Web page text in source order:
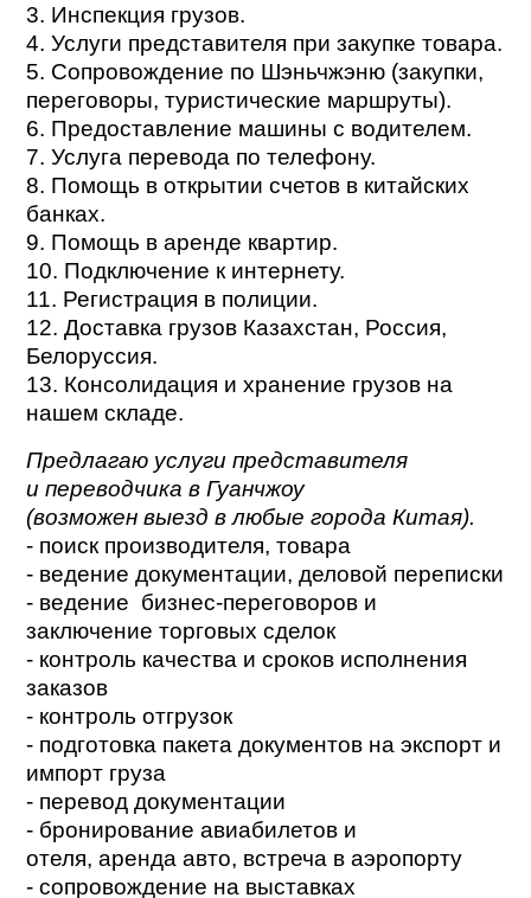
3. Инспекция грузов.
4. Услуги представителя при закупке товара.
5. Сопровождение по Шэньчжэню (закупки,
переговоры, туристические маршруты).
6. Предоставление машины с водителем.
7. Услуга перевода по телефону.
8. Помощь в открытии счетов в китайских
банках.
9. Помощь в аренде квартир.
10. Подключение к интернету.
11. Регистрация в полиции.
12. Доставка грузов Казахстан, Россия,
Белоруссия.
13. Консолидация и хранение грузов на
нашем складе.
Предлагаю услуги представителя
и переводчика в Гуанчжоу
(возможен выезд в любые города Китая).
- поиск производителя, товара
- ведение документации, деловой переписки
- ведение бизнес-переговоров и
заключение торговых сделок
- контроль качества и сроков исполнения
заказов
- контроль отгрузок
- подготовка пакета документов на экспорт и
импорт груза
- перевод документации
- бронирование авиабилетов и
отеля, аренда авто, встреча в аэропорту
- сопровождение на выставках